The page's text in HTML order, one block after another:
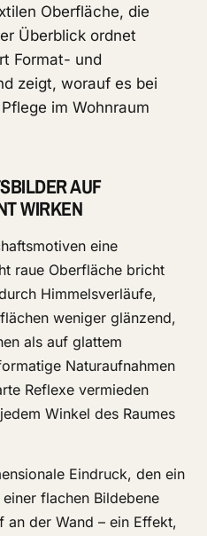
Oberfläche, die
Überblick ordnet
Format- und
zeigt, worauf es bei
im Wohnraum
AUF
WIRKEN
eine
raue Oberfläche bricht
Himmelsverläufe,
weniger glänzend,
als auf glattem
Naturaufnahmen
Reflexe vermieden
Winkel des Raumes
Eindruck, den ein
flachen Bildebene
an der Wand – ein Effekt,